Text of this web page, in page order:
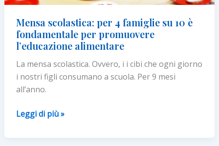
Mensa scolastica: per 4 famiglie su 10 è
fondamentale per promuovere
l’educazione alimentare
La mensa scolastica. Ovvero, i i cibi che ogni giorno
i nostri figli consumano a scuola. Per 9 mesi
all’anno.
Mensa
Leggi di più »